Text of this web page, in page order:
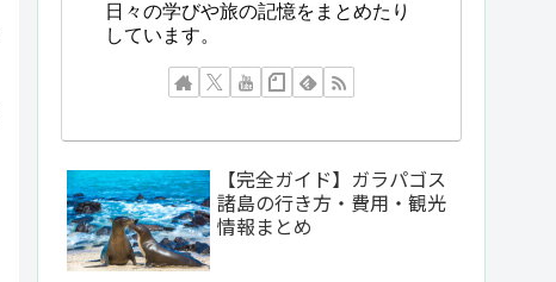
日々の学びや旅の記憶をまとめたり
しています。
【完全ガイド】ガラパゴス
諸島の行き方・費用・観光
情報まとめ